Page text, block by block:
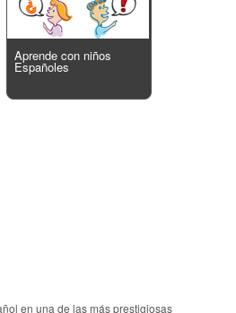
Aprende con niños
Españoles
en una de las más prestigiosas